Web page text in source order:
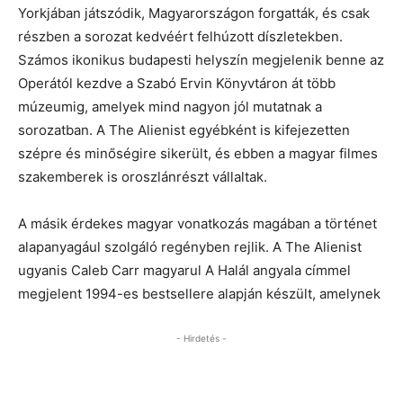
Yorkjában játszódik, Magyarországon forgatták, és csak
részben a sorozat kedvéért felhúzott díszletekben.
Számos ikonikus budapesti helyszín megjelenik benne az
Operától kezdve a Szabó Ervin Könyvtáron át több
múzeumig, amelyek mind nagyon jól mutatnak a
sorozatban. A The Alienist egyébként is kifejezetten
szépre és minőségire sikerült, és ebben a magyar filmes
szakemberek is oroszlánrészt vállaltak.
A másik érdekes magyar vonatkozás magában a történet
alapanyagául szolgáló regényben rejlik. A The Alienist
ugyanis Caleb Carr magyarul A Halál angyala címmel
megjelent 1994-es bestsellere alapján készült, amelynek
- Hirdetés -